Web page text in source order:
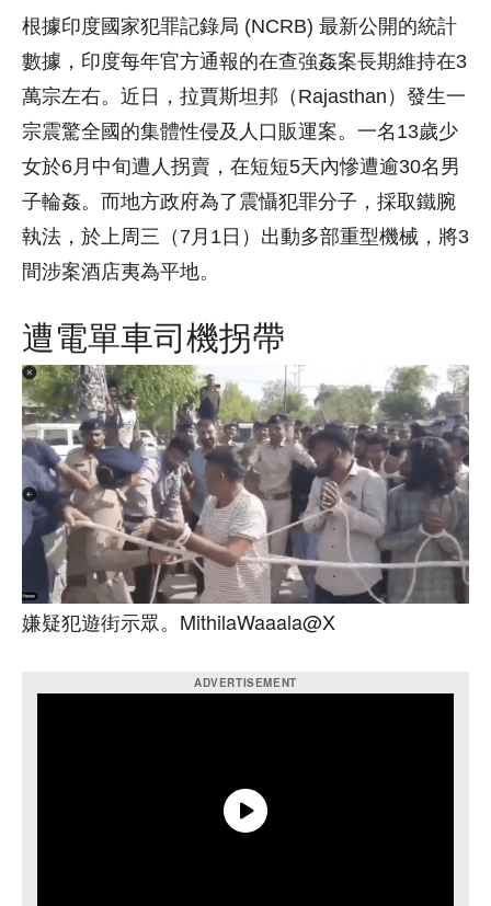
根據印度國家犯罪記錄局 (NCRB) 最新公開的統計
數據，印度每年官方通報的在查強姦案長期維持在3
萬宗左右。近日，拉賈斯坦邦（Rajasthan）發生一
宗震驚全國的集體性侵及人口販運案。一名13歲少
女於6月中旬遭人拐賣，在短短5天內慘遭逾30名男
子輪姦。而地方政府為了震懾犯罪分子，採取鐵腕
執法，於上周三（7月1日）出動多部重型機械，將3
間涉案酒店夷為平地。
遭電單車司機拐帶
嫌疑犯遊街示眾。MithilaWaaala@X